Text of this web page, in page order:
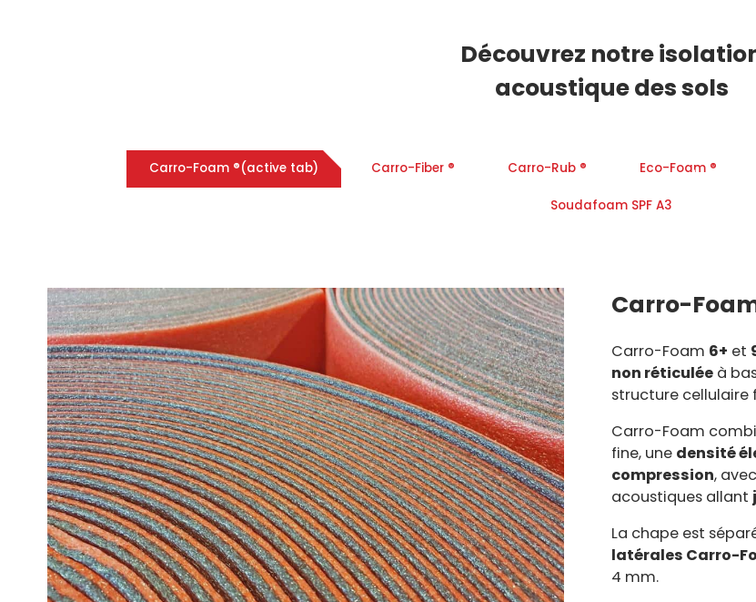
Découvrez notre
acoustique des sols
Carro-Foam ®(active tab) Carro-Fiber ® Carro-Rub ® Eco-Foam ®
Soudafoam SPF A3
Carro-
Carro-Foam 6+ et
non réticulée à
structure cellulaire
Carro-Foam
fine, une densité
compression,
acoustiques allant
La chape est
latérales Carro-
4 mm.